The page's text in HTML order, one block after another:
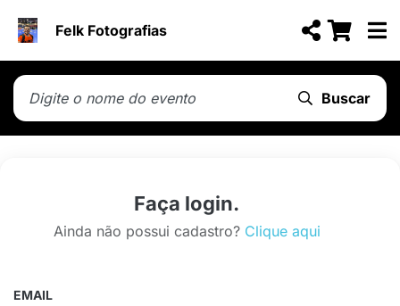
Felk Fotografias
Buscar
Faça login.
Ainda não possui cadastro? Clique aqui
EMAIL